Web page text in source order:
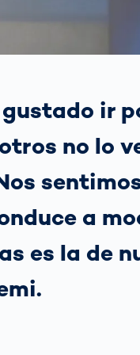
también en
Hagamos
bueno
No lo dudé
puse
obra
referentes
ir
no lo
a
es la de